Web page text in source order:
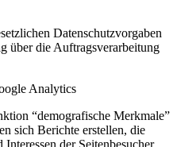
Datenschutzvorgaben
über die Auftragsverarbeitung
Analytics
“demografische Merkmale”
sich Berichte erstellen, die
der Seitenbesucher